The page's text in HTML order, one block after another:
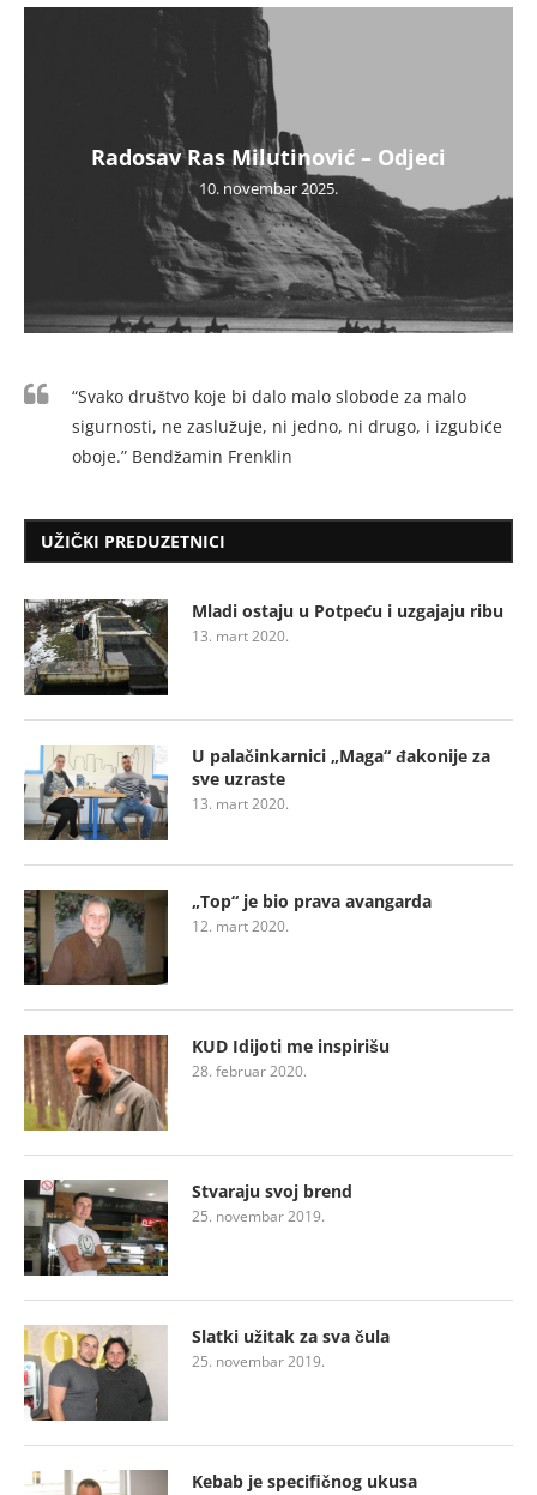
Radosav Ras Milutinović – Odjeci
10. novembar 2025.
“Svako društvo koje bi dalo malo slobode za malo
sigurnosti, ne zaslužuje, ni jedno, ni drugo, i izgubiće
oboje.” Bendžamin Frenklin
UŽIČKI PREDUZETNICI
Mladi ostaju u Potpeću i uzgajaju ribu
13. mart 2020.
U palačinkarnici „Maga“ đakonije za
sve uzraste
13. mart 2020.
„Top“ je bio prava avangarda
12. mart 2020.
KUD Idijoti me inspirišu
28. februar 2020.
Stvaraju svoj brend
25. novembar 2019.
Slatki užitak za sva čula
25. novembar 2019.
Kebab je specifičnog ukusa